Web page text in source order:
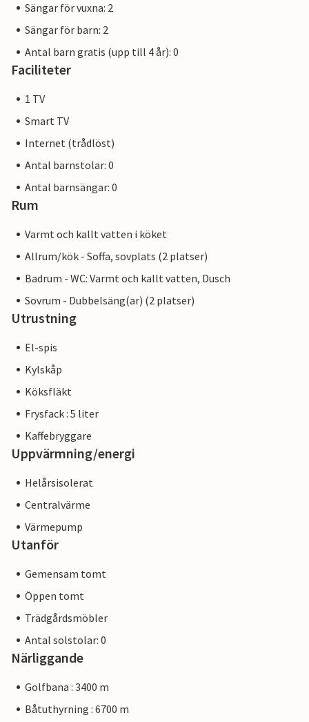
Sängar för vuxna: 2
Sängar för barn: 2
Antal barn gratis (upp till 4 år): 0
Faciliteter
1 TV
Smart TV
Internet (trådlöst)
Antal barnstolar: 0
Antal barnsängar: 0
Rum
Varmt och kallt vatten i köket
Allrum/kök - Soffa, sovplats (2 platser)
Badrum - WC: Varmt och kallt vatten, Dusch
Sovrum - Dubbelsäng(ar) (2 platser)
Utrustning
El-spis
Kylskåp
Köksfläkt
Frysfack : 5 liter
Kaffebryggare
Uppvärmning/energi
Helårsisolerat
Centralvärme
Värmepump
Utanför
Gemensam tomt
Öppen tomt
Trädgårdsmöbler
Antal solstolar: 0
Närliggande
Golfbana : 3400 m
Båtuthyrning : 6700 m